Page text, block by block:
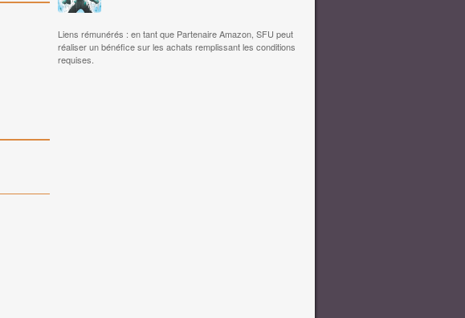
Liens rémunérés : en tant que Partenaire Amazon, SFU peut
réaliser un bénéfice sur les achats remplissant les conditions
requises.